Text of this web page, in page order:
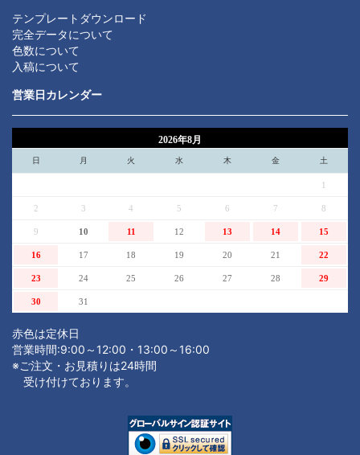
テンプレートダウンロード
完全データについて
色数について
入稿について
営業日カレンダー
2026年8月
日 月 火 水 木 金 土
1
2 3 4 5 6 7 8
9 10 11 12 13 14 15
16 17 18 19 20 21 22
23 24 25 26 27 28 29
30 31
赤色は定休日
営業時間:9:00～12:00・13:00～16:00
※ご注文・お見積りは24時間
受け付けております。